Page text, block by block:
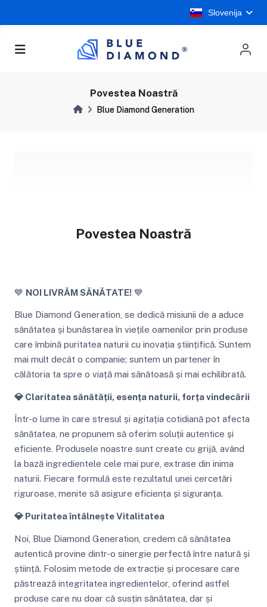
Slovenija
Povestea Noastră
Blue Diamond Generation
Povestea Noastră
💙 NOI LIVRĂM SĂNĂTATE!💙
Blue Diamond Generation, se dedică misiunii de a aduce
sănătatea și bunăstarea în viețile oamenilor prin produse
care îmbină puritatea naturii cu inovația științifică. Suntem
mai mult decât o companie; suntem un partener în
călătoria ta spre o viață mai sănătoasă și mai echilibrată.
💎 Claritatea sănătății, esența naturii, forța vindecării
Într-o lume în care stresul și agitația cotidiană pot afecta
sănătatea, ne propunem să oferim soluții autentice și
eficiente. Produsele noastre sunt create cu grijă, având
la bază ingredientele cele mai pure, extrase din inima
naturii. Fiecare formulă este rezultatul unei cercetări
riguroase, menite să asigure eficiența și siguranța.
💎 Puritatea întâlnește Vitalitatea
Noi, Blue Diamond Generation, credem că sănătatea
autentică provine dintr-o sinergie perfectă între natură și
știință. Folosim metode de extracție și procesare care
păstrează integritatea ingredientelor, oferind astfel
produse care nu doar că susțin sănătatea, dar și